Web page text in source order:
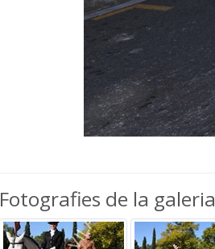
Fotografies de la galeria